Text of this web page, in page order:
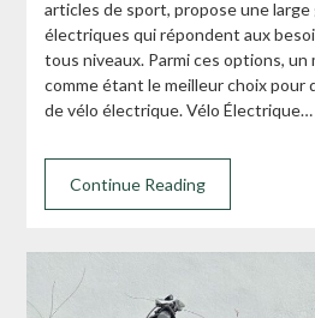
articles de sport, propose une large
électriques qui répondent aux
tous niveaux. Parmi ces options,
comme étant le meilleur choix pour
de vélo électrique. Vélo Électrique…
Continue Reading